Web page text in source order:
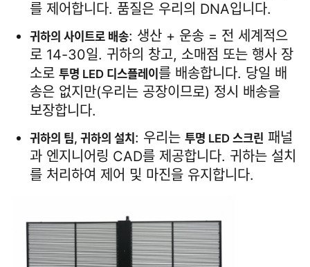
를 제어합니다. 품질은 우리의 DNA입니다.
귀하의 사이트로 배송: 생산 + 운송 = 전 세계적으
로 14-30일. 귀하의 창고, 소매점 또는 행사 장
소로 투명 LED 디스플레이 를 배송합니다. 당일 배
송은 없지만(우리는 공장이므로) 정시 배송을
보장합니다.
귀하의 팀, 귀하의 설치 : 우리는 투명 LED 스크린 패널
과 엔지니어링 CAD를 제공합니다. 귀하는 설치
를 처리하여 제어 및 마진을 유지합니다.